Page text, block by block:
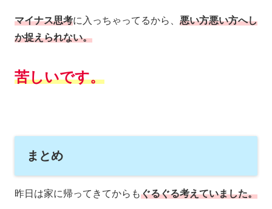
マイナス思考に入っちゃってるから、 悪い方悪い方へし
か捉えられない。
苦しいです。
まとめ
昨日は家に帰ってきてからもぐるぐる考えていました。